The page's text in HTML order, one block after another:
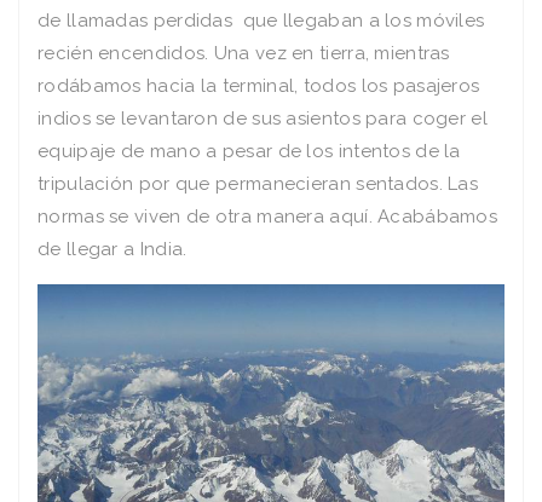
de llamadas perdidas que llegaban a los móviles
recién encendidos. Una vez en tierra, mientras
rodábamos hacia la terminal, todos los pasajeros
indios se levantaron de sus asientos para coger el
equipaje de mano a pesar de los intentos de la
tripulación por que permanecieran sentados. Las
normas se viven de otra manera aquí. Acabábamos
de llegar a India.